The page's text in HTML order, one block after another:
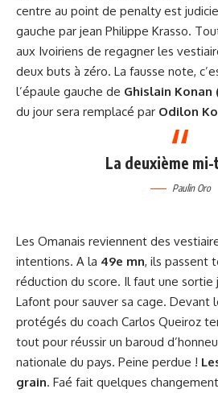
centre au point de penalty est
gauche par jean Philippe Krasso.
aux Ivoiriens de regagner les
deux buts à zéro. La fausse note,
l’épaule gauche de Ghislain Konan
du jour sera remplacé par Odilon
La deuxième
Paulin Oro
Les Omanais reviennent des
intentions. A la 49e mn, ils passent
réduction du score. Il faut une sortie
Lafont pour sauver sa cage. Devant
protégés du coach Carlos Queiroz
tout pour réussir un baroud
nationale du pays. Peine perdue !
grain. Faé fait quelques